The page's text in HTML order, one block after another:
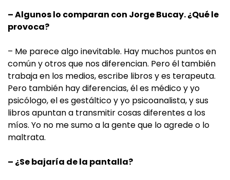
– Algunos lo comparan con Jorge Bucay. ¿Qué le
provoca?
– Me parece algo inevitable. Hay muchos puntos en
común y otros que nos diferencian. Pero él también
trabaja en los medios, escribe libros y es terapeuta.
Pero también hay diferencias, él es médico y yo
psicólogo, el es gestáltico y yo psicoanalista, y sus
libros apuntan a transmitir cosas diferentes a los
míos. Yo no me sumo a la gente que lo agrede o lo
maltrata.
– ¿Se bajaría de la pantalla?